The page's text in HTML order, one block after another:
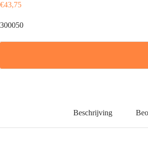
€43,75
300050
Beschrijving